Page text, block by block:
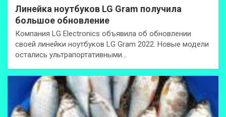
Линейка ноутбуков LG Gram получила
большое обновление
Компания LG Electronics объявила об обновлении
своей линейки ноутбуков LG Gram 2022. Новые модели
остались ультрапортативными…